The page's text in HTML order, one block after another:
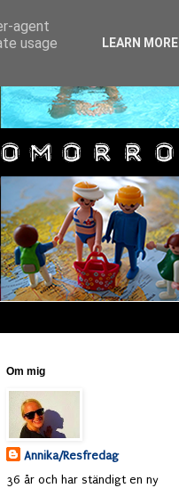
Om mig
Annika/Resfredag
36 år och har ständigt en ny
agent
usage
LEARN MORE